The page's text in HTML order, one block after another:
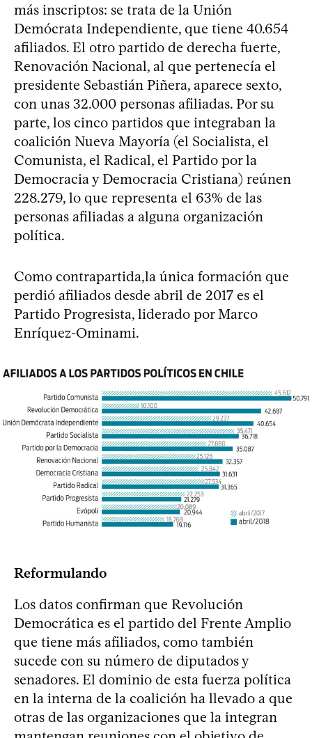
más inscriptos: se trata de la Unión
Demócrata Independiente, que tiene 40.654
afiliados. El otro partido de derecha fuerte,
Renovación Nacional, al que pertenecía el
presidente Sebastián Piñera, aparece sexto,
con unas 32.000 personas afiliadas. Por su
parte, los cinco partidos que integraban la
coalición Nueva Mayoría (el Socialista, el
Comunista, el Radical, el Partido por la
Democracia y Democracia Cristiana) reúnen
228.279, lo que representa el 63% de las
personas afiliadas a alguna organización
política.
Como contrapartida,la única formación que
perdió afiliados desde abril de 2017 es el
Partido Progresista, liderado por Marco
Enríquez-Ominami.
Reformulando
Los datos confirman que Revolución
Democrática es el partido del Frente Amplio
que tiene más afiliados, como también
sucede con su número de diputados y
senadores. El dominio de esta fuerza política
en la interna de la coalición ha llevado a que
otras de las organizaciones que la integran